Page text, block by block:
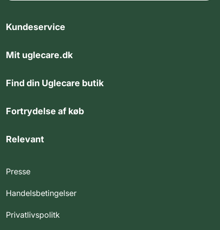
Kundeservice
Mit uglecare.dk
Find din Uglecare butik
Fortrydelse af køb
Relevant
Presse
Handelsbetingelser
Privatlivspolitk